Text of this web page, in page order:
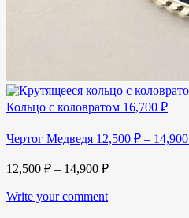
Кольцо с коловратом 16,700 ₽
Чертог Медведя 12,500 ₽ – 14,900
12,500 ₽ – 14,900 ₽
Write your comment